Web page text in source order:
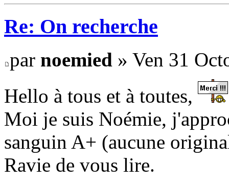
Re: On recherche
par noemied » Ven 31
Hello à tous et à toutes,
Moi je suis Noémie,
sanguin A+ (aucune
Ravie de vous lire.